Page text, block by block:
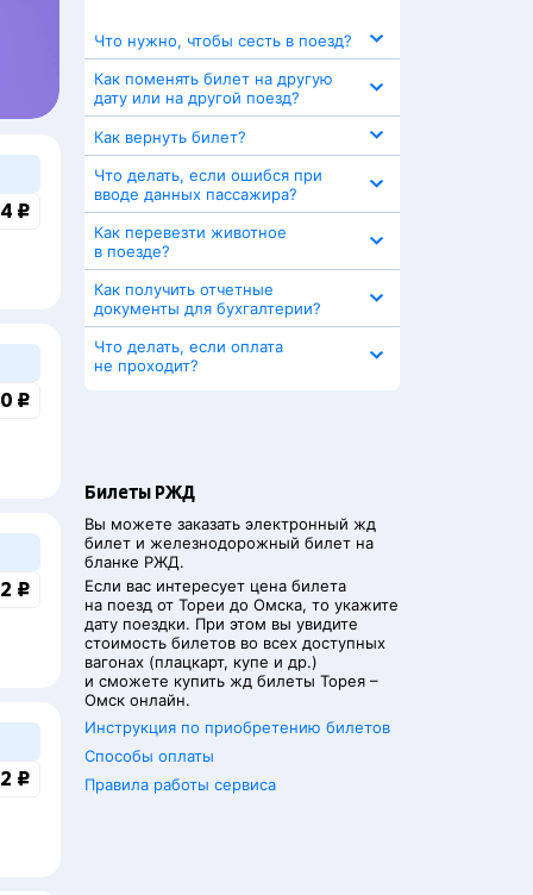
₽
₽
₽
₽
Что нужно, чтобы сесть в поезд?
Как поменять билет на другую
дату или на другой поезд?
Как вернуть билет?
Что делать, если ошибся при
вводе данных пассажира?
Как перевезти животное
в поезде?
Как получить отчетные
документы для бухгалтерии?
Что делать, если оплата
не проходит?
Билеты РЖД
Вы можете заказать электронный жд
билет и железнодорожный билет на
бланке РЖД.
Если вас интересует цена билета
на поезд от Тореи до Омска, то укажите
дату поездки. При этом вы увидите
стоимость билетов во всех доступных
вагонах (плацкарт, купе и др.)
и сможете купить жд билеты Торея –
Омск онлайн.
Инструкция по приобретению билетов
Способы оплаты
Правила работы сервиса